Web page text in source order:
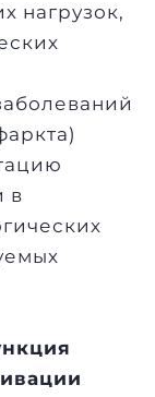
нагрузок,
в